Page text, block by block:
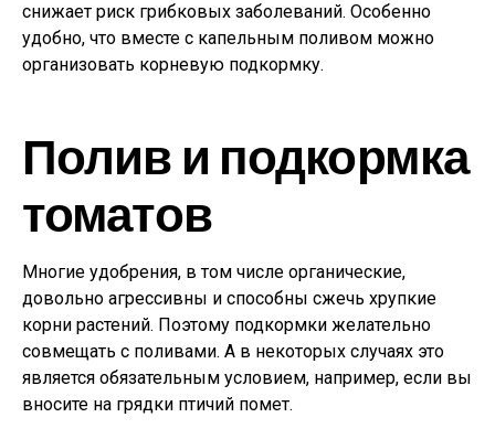
снижает риск грибковых заболеваний. Особенно
удобно, что вместе с капельным поливом можно
организовать корневую подкормку.
Полив и подкормка
томатов
Многие удобрения, в том числе органические,
довольно агрессивны и способны сжечь хрупкие
корни растений. Поэтому подкормки желательно
совмещать с поливами. А в некоторых случаях это
является обязательным условием, например, если вы
вносите на грядки птичий помет.